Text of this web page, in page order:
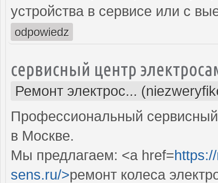
устройства в сервисе или с
odpowiedz
сервисный центр
Ремонт электрос...
Профессиональный
в Москве.
Мы предлагаем: <a href=
sens.ru/>ремонт колеса